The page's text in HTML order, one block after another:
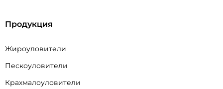
Продукция
Жироуловители
Пескоуловители
Крахмалоуловители